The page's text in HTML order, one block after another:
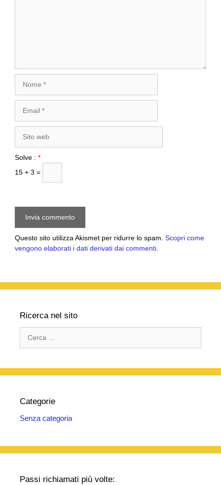
web
Solve : *
15 + 3 =
Questo sito utilizza Akismet per ridurre lo spam. Scopri come
vengono elaborati i dati derivati dai commenti.
Ricerca nel sito
per:
Categorie
Senza categoria
Passi richiamati più volte: